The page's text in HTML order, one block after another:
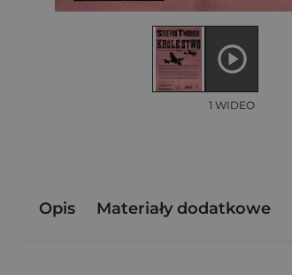
1 WIDEO
Opis Materiały dodatkowe